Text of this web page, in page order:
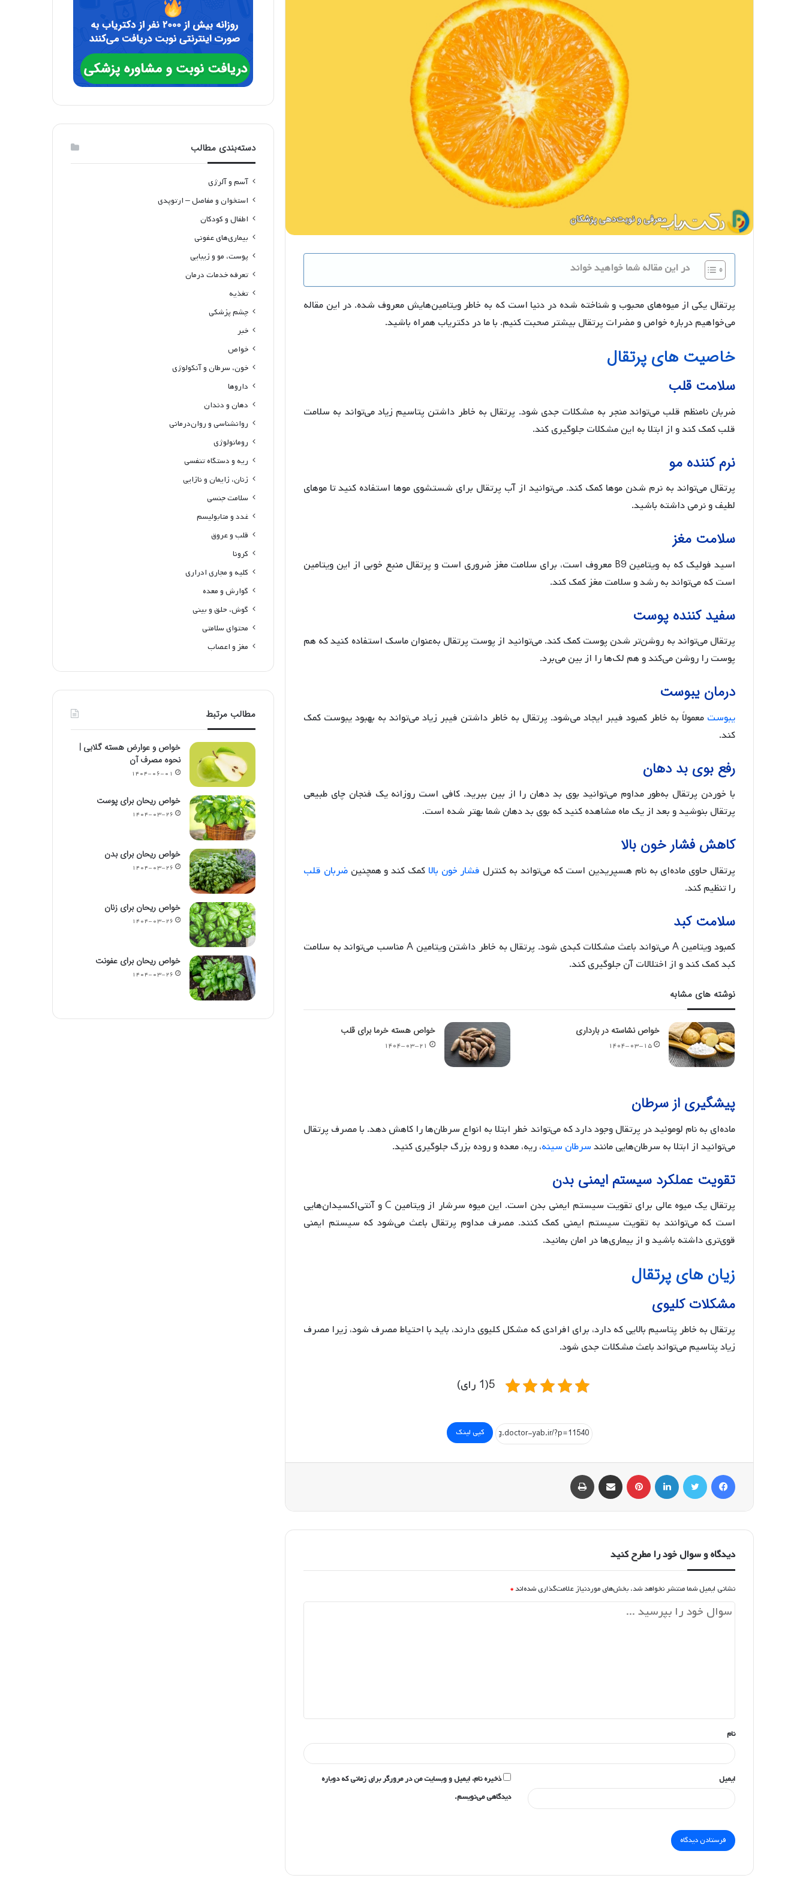
در این مقاله شما خواهید خواند
پرتقال یکی از میوه‌های محبوب و شناخته شده در دنیا است که به خاطر ویتامین‌هایش معروف شده. در این مقاله
می‌خواهیم درباره خواص و مضرات پرتقال بیشتر صحبت کنیم. با ما در دکتریاب همراه باشید.
خاصیت های پرتقال
سلامت قلب
ضربان نامنظم قلب می‌تواند منجر به مشکلات جدی شود. پرتقال به خاطر داشتن پتاسیم زیاد می‌تواند به سلامت
قلب کمک کند و از ابتلا به این مشکلات جلوگیری کند.
نرم کننده مو
پرتقال می‌تواند به نرم شدن موها کمک کند. می‌توانید از آب پرتقال برای شستشوی موها استفاده کنید تا موهای
لطیف و نرمی داشته باشید.
سلامت مغز
اسید فولیک که به ویتامین B9 معروف است، برای سلامت مغز ضروری است و پرتقال منبع خوبی از این ویتامین
است که می‌تواند به رشد و سلامت مغز کمک کند.
سفید کننده پوست
پرتقال می‌تواند به روشن‌تر شدن پوست کمک کند. می‌توانید از پوست پرتقال به‌عنوان ماسک استفاده کنید که هم
پوست را روشن می‌کند و هم لک‌ها را از بین می‌برد.
درمان یبوست
یبوست معمولاً به خاطر کمبود فیبر ایجاد می‌شود. پرتقال به خاطر داشتن فیبر زیاد می‌تواند به بهبود یبوست کمک
کند.
رفع بوی بد دهان
با خوردن پرتقال به‌طور مداوم می‌توانید بوی بد دهان را از بین ببرید. کافی است روزانه یک فنجان چای طبیعی
پرتقال بنوشید و بعد از یک ماه مشاهده کنید که بوی بد دهان شما بهتر شده است.
کاهش فشار خون بالا
پرتقال حاوی ماده‌ای به نام هسپریدین است که می‌تواند به کنترل فشار خون بالا کمک کند و همچنینضربان قلب
را تنظیم کند.
سلامت کبد
کمبود ویتامین A می‌تواند باعث مشکلات کبدی شود. پرتقال به خاطر داشتن ویتامین A مناسب می‌تواند به سلامت
کبد کمک کند و از اختلالات آن جلوگیری کند.
نوشته های مشابه
خواص نشاسته در بارداری
۱۴۰۴-۰۳-۱۵
خواص هسته خرما برای قلب
۱۴۰۴-۰۳-۲۱
پیشگیری از سرطان
ماده‌ای به نام لوموئید در پرتقال وجود دارد که می‌تواند خطر ابتلا به انواع سرطان‌ها را کاهش دهد. با مصرف پرتقال
می‌توانید از ابتلا به سرطان‌هایی مانندسرطان سینه، ریه، معده و روده بزرگ جلوگیری کنید.
تقویت عملکرد سیستم ایمنی بدن
پرتقال یک میوه عالی برای تقویت سیستم ایمنی بدن است. این میوه سرشار از ویتامین C و آنتی‌اکسیدان‌هایی
است که می‌توانند به تقویت سیستم ایمنی کمک کنند. مصرف مداوم پرتقال باعث می‌شود که سیستم ایمنی
قوی‌تری داشته باشید و از بیماری‌ها در امان بمانید.
زیان های پرتقال
مشکلات کلیوی
پرتقال به خاطر پتاسیم بالایی که دارد، برای افرادی که مشکل کلیوی دارند، باید با احتیاط مصرف شود، زیرا مصرف
زیاد پتاسیم می‌تواند باعث مشکلات جدی شود.
5(1 رای)
کپی لینک
فیسبوک توییتر لینکداین پینتریست اشتراک گذاری با ایمیل
دیدگاه و سوال خود را مطرح کنید
نشانی ایمیل شما منتشر نخواهد شد. بخش‌های موردنیاز علامت‌گذاری شده‌اند *
*
نام
ایمیل
ذخیره نام، ایمیل و وبسایت من در مرورگر برای زمانی که دوباره
دیدگاهی می‌نویسم.
دسته‌بندی مطالب
آسم و آلرژی
استخوان و مفاصل – ارتوپدی
اطفال و کودکان
بیماری‌های عفونی
پوست، مو و زیبایی
تعرفه خدمات درمان
تغذیه
چشم پزشکی
خبر
خواص
خون، سرطان و آنکولوژی
داروها
دهان و دندان
روانشناسی و روان‌درمانی
روماتولوژی
ریه و دستگاه تنفسی
زنان، زایمان و نازایی
سلامت جنسی
غدد و متابولیسم
قلب و عروق
کرونا
کلیه و مجاری ادراری
گوارش و معده
گوش، حلق و بینی
محتوای سلامتی
مغز و اعصاب
مطالب مرتبط
خواص و عوارض هسته گلابی |
نحوه مصرف آن
۱۴۰۴-۰۶-۰۱
خواص ریحان برای پوست
۱۴۰۴-۰۳-۲۶
خواص ریحان برای بدن
۱۴۰۴-۰۳-۲۶
خواص ریحان برای زنان
۱۴۰۴-۰۳-۲۶
خواص ریحان برای عفونت
۱۴۰۴-۰۳-۲۶